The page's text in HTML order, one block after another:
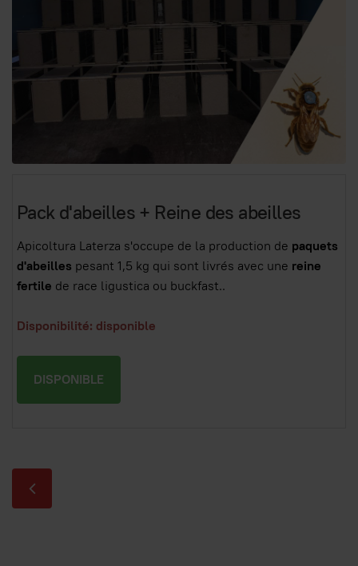
Pack d'abeilles + Reine des abeilles
Apicoltura Laterza s'occupe de la production de paquets
d'abeilles pesant 1,5 kg qui sont livrés avec une reine
fertile de race ligustica ou buckfast..
Disponibilité: disponible
DISPONIBLE